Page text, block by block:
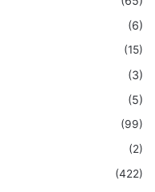
(6)
(15)
(3)
(5)
(99)
(2)
(422)